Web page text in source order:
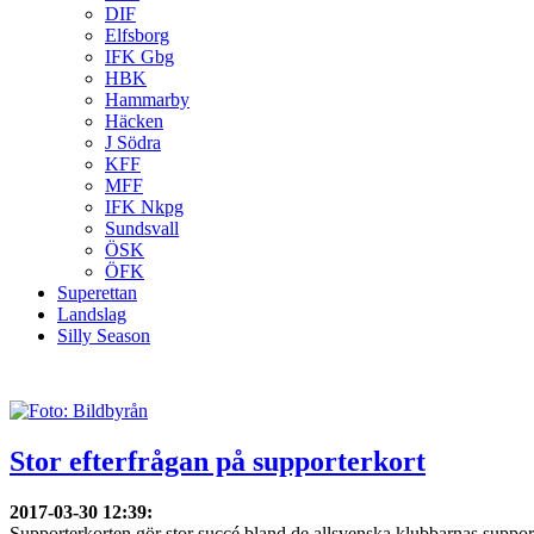
DIF
Elfsborg
IFK Gbg
HBK
Hammarby
Häcken
J Södra
KFF
MFF
IFK Nkpg
Sundsvall
ÖSK
ÖFK
Superettan
Landslag
Silly Season
Stor efterfrågan på supporterkort
2017-03-30 12:39: